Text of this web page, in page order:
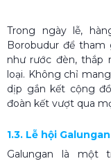
Trong ngày lễ,
Borobudur để
như rước đèn, thắp
loại. Không chỉ
dịp gắn kết cộng
đoàn kết vượt qua
1.3. Lễ hội Galungan
Galungan là một